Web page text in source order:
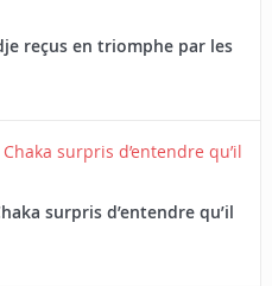
reçus en triomphe par les
surpris d’entendre qu’il